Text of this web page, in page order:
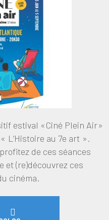
estival « Ciné Plein Air »
L’Histoire au 7e art ».
de ces séances
et (re)découvrez ces
cinéma.